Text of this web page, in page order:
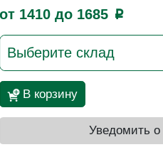
от 1410 до 1685 p
Выберите склад
В корзину
Уведомить о